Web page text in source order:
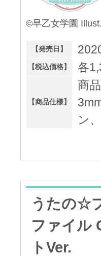
©早乙女学園
【発売日】
【税込価格】 各
【商品仕様】
商
ン
うたの☆
ファイル
トVer.